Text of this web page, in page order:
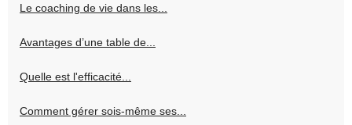
Le coaching de vie dans les...
Avantages d’une table de...
Quelle est l'efficacité...
Comment gérer sois-même ses...